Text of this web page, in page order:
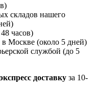
складов нашего
часов)
Москве (около 5 дней)
службой (до 5
экспресс доставку за 10-